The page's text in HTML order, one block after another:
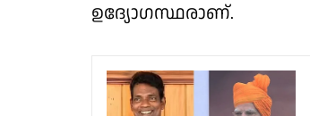
ഉദ്യോഗസ്ഥരാണ്.